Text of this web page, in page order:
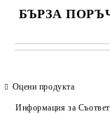
БЪРЗА
Оцени продукта
Информация за